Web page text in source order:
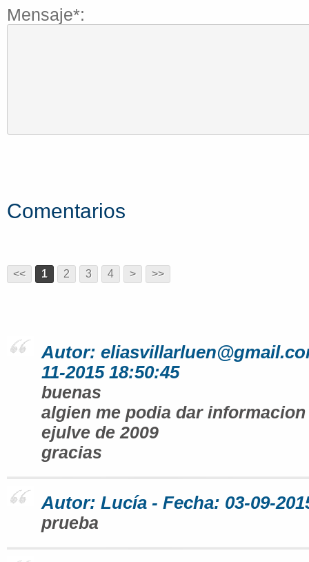
Mensaje*:
Comentarios
<< 1 2 3 4 > >>
Autor:
11-2015 18:50:45
buenas
algien me podia dar
ejulve de 2009
gracias
Autor: Lucía - Fecha: 03-09-
prueba